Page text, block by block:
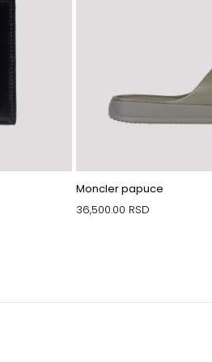
Moncler papuce
36,500.00 RSD